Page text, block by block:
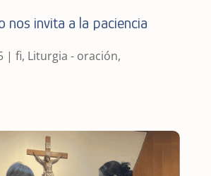
nos invita a la paciencia
| fi, Liturgia - oración,